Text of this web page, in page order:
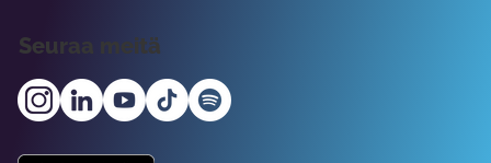
Seuraa meitä